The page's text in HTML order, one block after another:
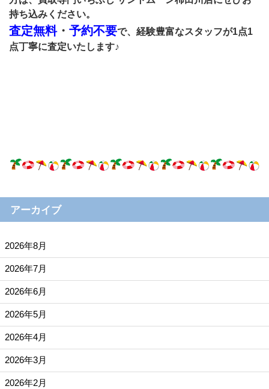
持ち込みください。
査定無料・ 予約不要で、経験豊富なスタッフが1点1
点丁寧に査定いたします♪
アーカイブ
2026年8月
2026年7月
2026年6月
2026年5月
2026年4月
2026年3月
2026年2月